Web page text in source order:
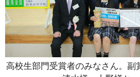
高校生部門受賞者のみなさん。副